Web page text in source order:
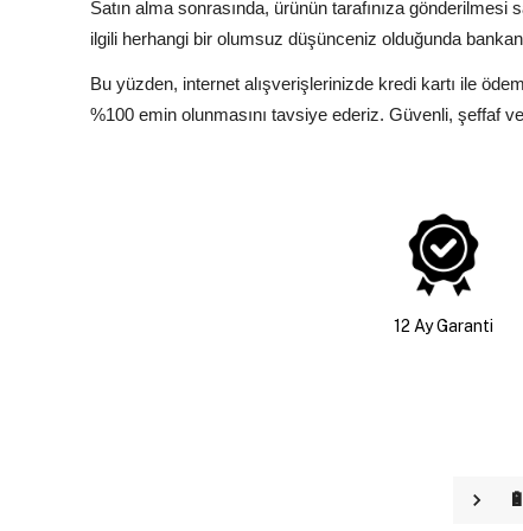
Satın alma sonrasında, ürünün tarafınıza
ilgili herhangi bir olumsuz düşünceniz olduğunda
Bu yüzden, internet alışverişlerinizde kredi kartı ile
%100 emin olunmasını tavsiye ederiz. Güvenli, şeffaf
12 Ay Garanti